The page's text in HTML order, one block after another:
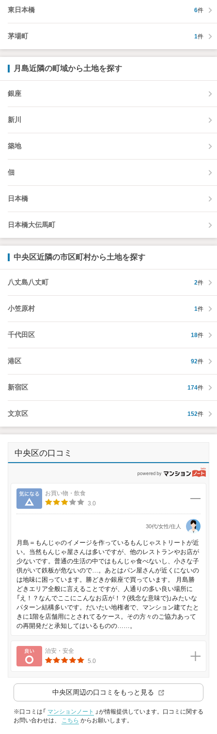
東日本橋 6件
茅場町 1件
月島近隣の町域から土地を探す
銀座
新川
築地
佃
日本橋
日本橋大伝馬町
中央区近隣の市区町村から土地を探す
八丈島八丈町 2件
小笠原村 1件
千代田区 18件
港区 92件
新宿区 174件
文京区 152件
中央区の口コミ
気になる
お買い物・飲食
3.0
30代/女性/住人
月島＝もんじゃのイメージを作っているもんじゃストリートが近
い。当然もんじゃ屋さんは多いですが、他のレストランやお店が
少ないです。普通の生活の中ではもんじゃ食べないし、小さな子
供がいて鉄板が危ないので…。あとはパン屋さんが近くにないの
は地味に困っています。勝どきか銀座で買っています。 月島勝
どきエリア全般に言えることですが、人通りの多い良い場所に
「え！？なんでここにこんなお店が！？(残念な意味で)」みたいな
パターン結構多いです。だいたい地権者で、マンション建てたと
きに1階を店舗用にとされてるケース。その方々のご協力あって
の再開発だと承知してはいるものの……。
良い
治安・安全
5.0
中央区周辺の口コミをもっと見る
※口コミは「 マンションノート
」が情報提供しています。口コミに関する
お問い合わせは、 こちら からお願いします。